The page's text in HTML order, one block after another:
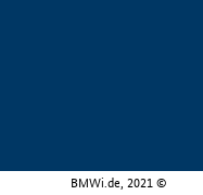
BMWi.de, 2021 ©